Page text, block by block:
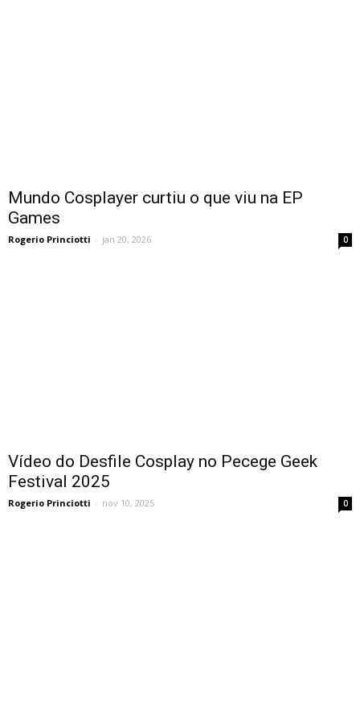
Mundo Cosplayer curtiu o que viu na EP
Games
Rogerio Princiotti - jan 20, 2026 0
Vídeo do Desfile Cosplay no Pecege Geek
Festival 2025
Rogerio Princiotti - nov 10, 2025 0